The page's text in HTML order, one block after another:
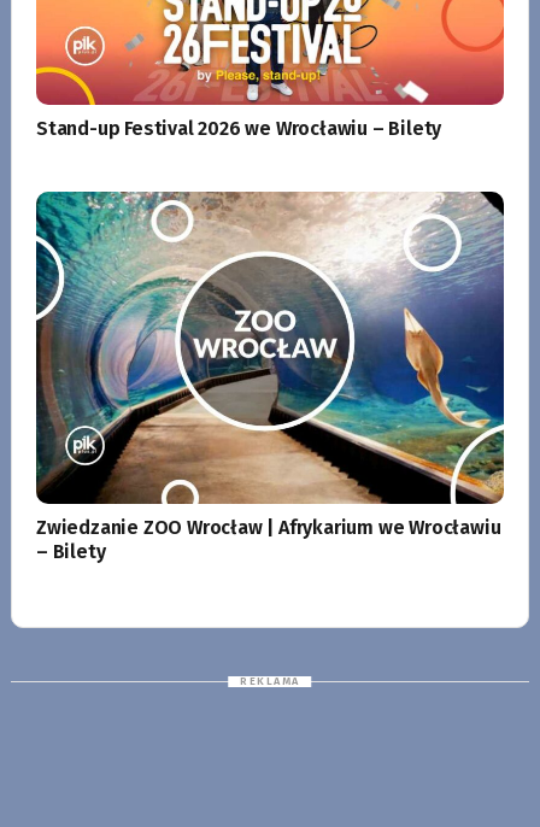
Stand-up Festival 2026 we Wrocławiu – Bilety
Zwiedzanie ZOO Wrocław | Afrykarium we Wrocławiu
– Bilety